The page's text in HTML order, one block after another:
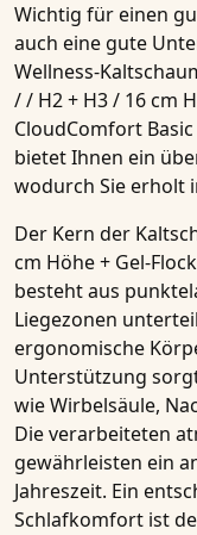
Wichtig für einen
auch eine gute
Wellness-
/ / H2 + H3 / 16 cm
CloudComfort Basic
bietet Ihnen ein
wodurch Sie erholt
Der Kern der
cm Höhe + Gel-
besteht aus
Liegezonen
ergonomische
Unterstützung
wie Wirbelsäule,
Die verarbeiteten
gewährleisten ein
Jahreszeit. Ein
Schlafkomfort ist